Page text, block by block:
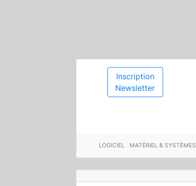
Inscription
Newsletter
LOGICIEL MATÉRIEL & SYSTÈMES